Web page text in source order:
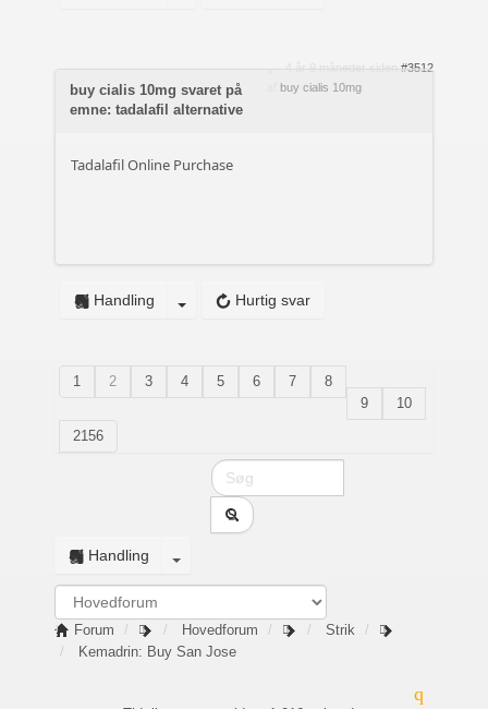
4 år 9 måneder siden
#3512
buy cialis 10mg
buy cialis 10mg svaret på
emne: tadalafil alternative
Tadalafil Online Purchase
Hurtig svar
Handling
1 2 3 4 5 6 7
8
9
10
2156
Handling
Forum Hovedforum
Strik
Kemadrin: Buy San Jose